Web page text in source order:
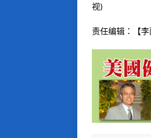
视)
责任编辑：【李